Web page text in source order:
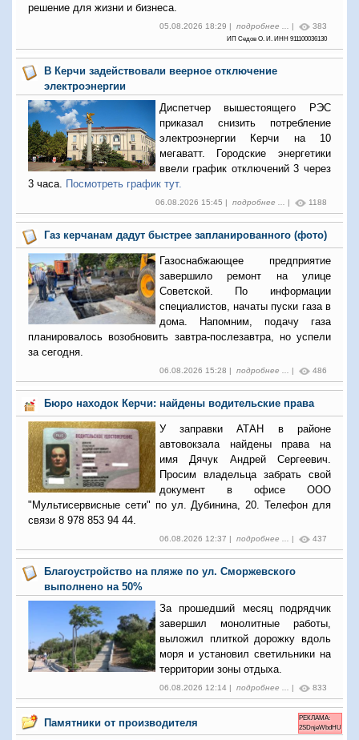
решение для жизни и бизнеса.
05.08.2026 18:29 | подробнее ... | 383
ИП Седов О. И. ИНН 911100036130
В Керчи задействовали веерное отключение
электроэнергии
Диспетчер вышестоящего РЭС
приказал снизить потребление
электроэнергии Керчи на 10
мегаватт. Городские энергетики
ввели график отключений 3 через
3 часа.
Посмотреть график тут.
06.08.2026 15:45 | подробнее ... | 1188
Газ керчанам дадут быстрее запланированного (фото)
Газоснабжающее предприятие
завершило ремонт на улице
Советской. По информации
специалистов, начаты пуски газа в
дома. Напомним, подачу газа
планировалось возобновить завтра-послезавтра, но успели
за сегодня.
06.08.2026 15:28 | подробнее ... | 486
Бюро находок Керчи: найдены водительские права
У заправки АТАН в районе
автовокзала найдены права на
имя Дячук Андрей Сергеевич.
Просим владельца забрать свой
документ в офисе ООО
"Мультисервисные сети" по ул. Дубинина, 20. Телефон для
связи 8 978 853 94 44.
06.08.2026 12:37 | подробнее ... | 437
Благоустройство на пляже по ул. Сморжевского
выполнено на 50%
За прошедший месяц подрядчик
завершил монолитные работы,
выложил плиткой дорожку вдоль
моря и установил светильники на
территории зоны отдыха.
06.08.2026 12:14 | подробнее ... | 833
Памятники от производителя
РЕКЛАМА:
2SDnjeWbdHU